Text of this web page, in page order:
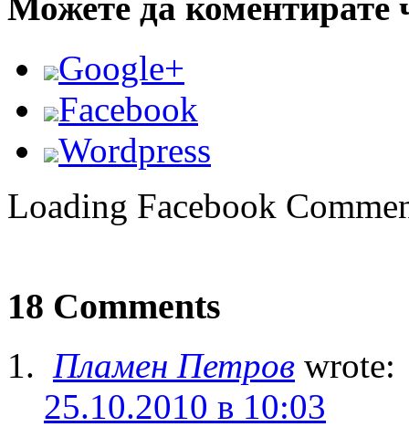
Google+
Facebook
Wordpress
Loading Facebook
18 Comments
Пламен Петров wrote:
25.10.2010 в 10:03